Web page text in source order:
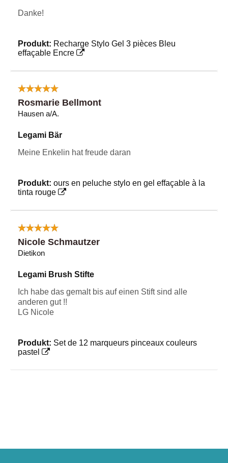
Danke!
Produkt: Recharge Stylo Gel 3 pièces Bleu
effaçable Encre
Rosmarie Bellmont
Hausen a/A.
Legami Bär
Meine Enkelin hat freude daran
Produkt: ours en peluche stylo en gel effaçable à la
tinta rouge
Nicole Schmautzer
Dietikon
Legami Brush Stifte
Ich habe das gemalt bis auf einen Stift sind alle
anderen gut !!
LG Nicole
Produkt: Set de 12 marqueurs pinceaux couleurs
pastel